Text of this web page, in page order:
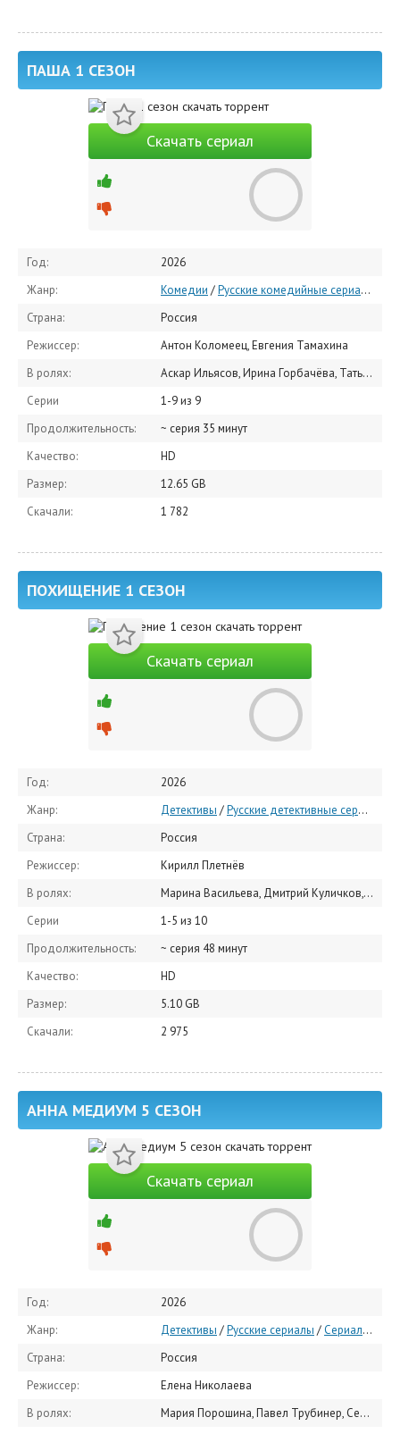
ПАША 1 СЕЗОН
Скачать сериал
Год:
2026
Жанр:
Комедии /Русские комедийные сериалы
Страна:
Россия
Режиссер:
Антон Коломеец, Евгения Тамахина
В ролях:
Аскар Ильясов, Ирина Горбачёва, Татьяна Догилева, Сергей Соцердотский, Михаил Тарабукин, Надежда Лумпова, Юлианна Михневич, Аглая Шиловская, Анастасия Волынская, Елена Жданова
Серии
1-9 из 9
Продолжительность:
~ серия 35 минут
Качество:
HD
Размер:
12.65 GB
Скачали:
1 782
ПОХИЩЕНИЕ 1 СЕЗОН
Скачать сериал
Год:
2026
Жанр:
Детективы /Русские детективные сериалы
Страна:
Россия
Режиссер:
Кирилл Плетнёв
В ролях:
Марина Васильева, Дмитрий Куличков, Ольга Смирнова, Тимофей Трибунцев, Дмитрий Ломакин, Артур Ваха, Наталия Курдюбова, Риналь Мухаметов, Изабель Эйдлен, Егор Кенжаметов
Серии
1-5 из 10
Продолжительность:
~ серия 48 минут
Качество:
HD
Размер:
5.10 GB
Скачали:
2 975
АННА МЕДИУМ 5 СЕЗОН
Скачать сериал
Год:
2026
Жанр:
Детективы /Русские сериалы / Сериалы 2026
Страна:
Россия
Режиссер:
Елена Николаева
В ролях:
Мария Порошина, Павел Трубинер, Сергей Степанченко, Наталья Суркова, Иван Рудаков, Евгения Симонова, Сергей Сосновский, Елизавета Бугулова, Полина Айнутдинова, Эра Зиганшина